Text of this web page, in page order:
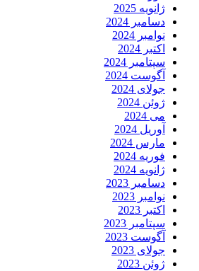
2025
2024
2024
2024
2024
2024
2024
2024
2024
2024
2024
2024
2023
2023
2023
2023
2023
2023
2023